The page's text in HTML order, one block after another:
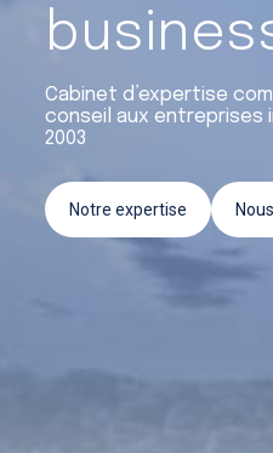
Crédit d’impôt recherche et
innovation
Conseil &
Cabinet d’expertise
conseil aux entreprises
2003
Notre expertise